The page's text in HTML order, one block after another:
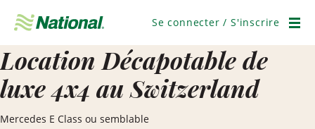
navigation
Se connecter / S'inscrire
Location Décapotable de
luxe 4x4 au Switzerland
Mercedes E Class ou semblable